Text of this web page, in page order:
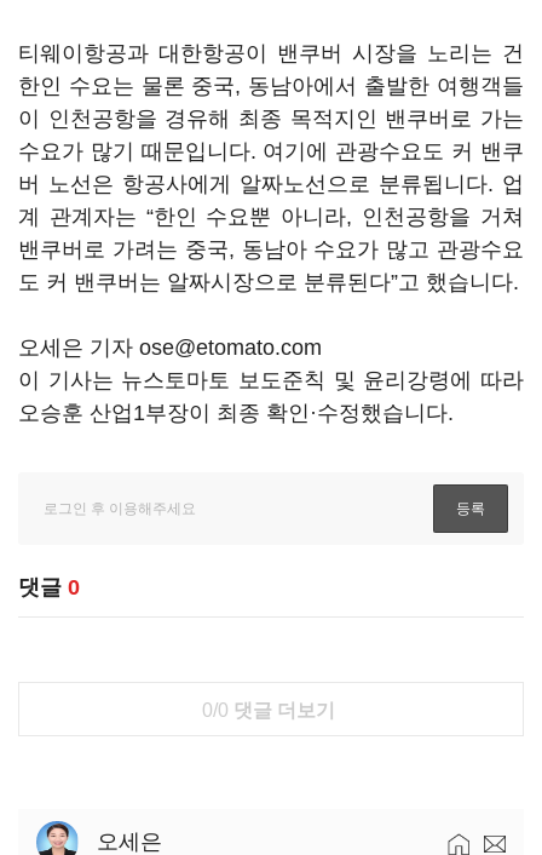
티웨이항공과 대한항공이 밴쿠버 시장을 노리는 건
한인 수요는 물론 중국, 동남아에서 출발한 여행객들
이 인천공항을 경유해 최종 목적지인 밴쿠버로 가는
수요가 많기 때문입니다. 여기에 관광수요도 커 밴쿠
버 노선은 항공사에게 알짜노선으로 분류됩니다. 업
계 관계자는 “한인 수요뿐 아니라, 인천공항을 거쳐
밴쿠버로 가려는 중국, 동남아 수요가 많고 관광수요
도 커 밴쿠버는 알짜시장으로 분류된다”고 했습니다.
오세은 기자 ose@etomato.com
이 기사는 뉴스토마토 보도준칙 및 윤리강령에 따라
오승훈 산업1부장이 최종 확인·수정했습니다.
댓글 0
0/0 댓글 더보기
오세은